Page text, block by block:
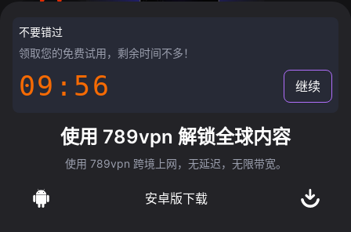
不要错过
领取您的免费试用，剩余时间不多！
09:55 继续
使用 789vpn 解锁全球内容
使用 789vpn 跨境上网，无延迟，无限带宽。
安卓版下载